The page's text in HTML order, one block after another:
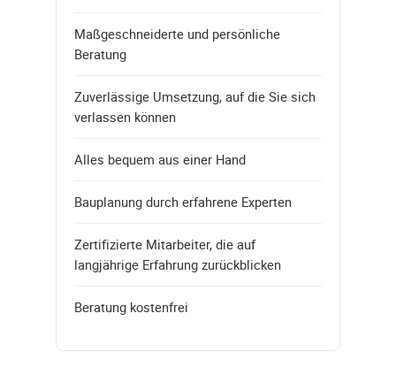
Maßgeschneiderte und persönliche
Beratung
Zuverlässige Umsetzung, auf die Sie sich
verlassen können
Alles bequem aus einer Hand
Bauplanung durch erfahrene Experten
Zertifizierte Mitarbeiter, die auf
langjährige Erfahrung zurückblicken
Beratung kostenfrei